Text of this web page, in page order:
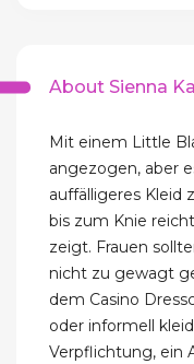
About Sienna
Mit einem Little
angezogen, aber
auffälligeres Kleid
bis zum Knie
zeigt. Frauen
nicht zu gewagt
dem Casino
oder informell
Verpflichtung, ein